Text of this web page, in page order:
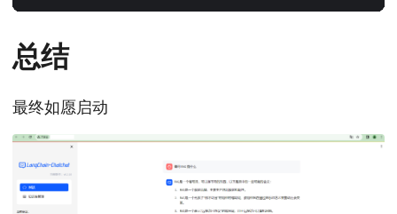
总结
最终如愿启动